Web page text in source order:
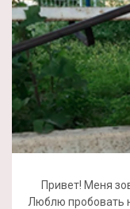
Привет! Меня
Люблю пробовать